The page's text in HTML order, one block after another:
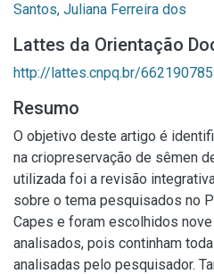
Santos, Juliana Ferreira dos
Lattes da Orientação
http://lattes.cnpq.br/
Resumo
O objetivo deste artigo é
na criopreservação de sêmen
utilizada foi a revisão
sobre o tema pesquisados no
Capes e foram escolhidos
analisados, pois continham
analisadas pelo pesquisador.